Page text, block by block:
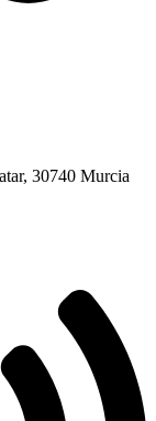
30740 Murcia